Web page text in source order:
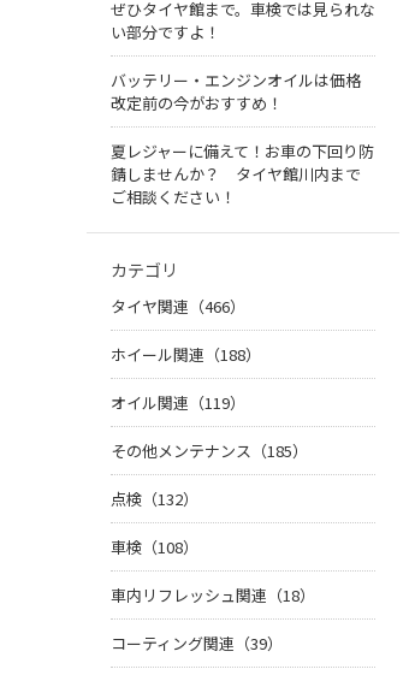
ぜひタイヤ館まで。車検では見られな
い部分ですよ！
バッテリー・エンジンオイルは価格
改定前の今がおすすめ！
夏レジャーに備えて！お車の下回り防
錆しませんか？ タイヤ館川内まで
ご相談ください！
カテゴリ
タイヤ関連（466）
ホイール関連（188）
オイル関連（119）
その他メンテナンス（185）
点検（132）
車検（108）
車内リフレッシュ関連（18）
コーティング関連（39）